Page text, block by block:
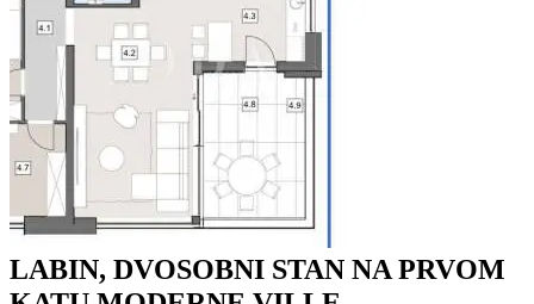
LABIN, DVOSOBNI STAN NA PRVOM